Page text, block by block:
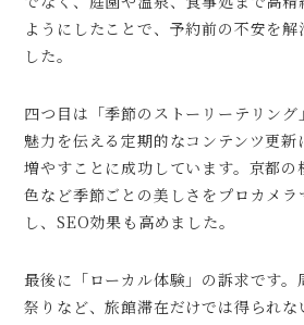
ようにしたことで、予約前の不安を
した。
四つ目は「季節のストーリーテリン
魅力を伝える定期的なコンテンツ更新
増やすことに成功しています。京都の
色など季節ごとの美しさをプロカメ
し、SEO効果も高めました。
最後に「ローカル体験」の訴求です。
祭りなど、旅館滞在だけでは得られな